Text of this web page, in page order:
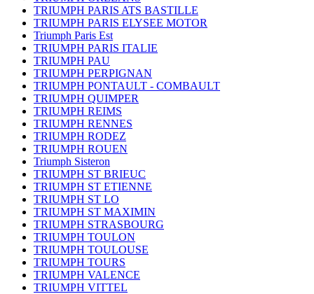
TRIUMPH PARIS ATS BASTILLE
TRIUMPH PARIS ELYSEE MOTOR
Triumph Paris Est
TRIUMPH PARIS ITALIE
TRIUMPH PAU
TRIUMPH PERPIGNAN
TRIUMPH PONTAULT - COMBAULT
TRIUMPH QUIMPER
TRIUMPH REIMS
TRIUMPH RENNES
TRIUMPH RODEZ
TRIUMPH ROUEN
Triumph Sisteron
TRIUMPH ST BRIEUC
TRIUMPH ST ETIENNE
TRIUMPH ST LO
TRIUMPH ST MAXIMIN
TRIUMPH STRASBOURG
TRIUMPH TOULON
TRIUMPH TOULOUSE
TRIUMPH TOURS
TRIUMPH VALENCE
TRIUMPH VITTEL